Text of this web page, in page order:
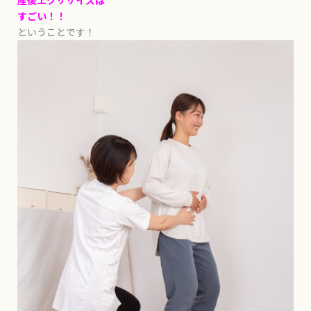
すごい！！
ということです！